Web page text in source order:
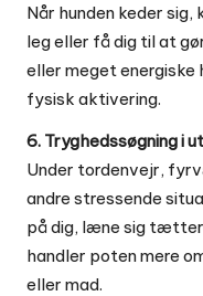
Når hunden keder
leg eller få dig til at
eller meget energiske
fysisk aktivering.
6. Tryghedssøgning i
Under tordenvejr,
andre stressende
på dig, læne sig
handler poten mere
eller mad.